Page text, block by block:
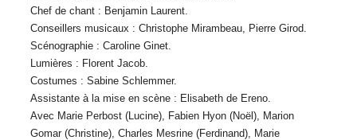
Chef de chant : Benjamin Laurent.
Conseillers musicaux : Christophe Mirambeau, Pierre Girod.
Scénographie : Caroline Ginet.
Lumières : Florent Jacob.
Costumes : Sabine Schlemmer.
Assistante à la mise en scène : Elisabeth de Ereno.
Avec Marie Perbost (Lucine), Fabien Hyon (Noël), Marion
Gomar (Christine), Charles Mesrine (Ferdinand), Marie